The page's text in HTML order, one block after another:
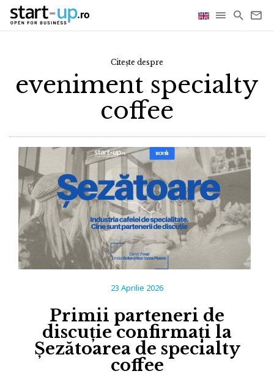
Citește despre
eveniment specialty
coffee
23 Aprilie 2026
Primii parteneri de
discuție confirmați la
Șezătoarea de specialty
coffee